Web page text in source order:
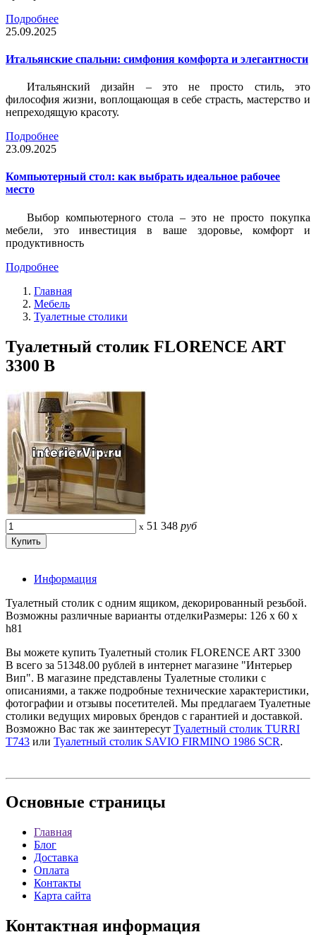
Подробнее
25.09.2025
Итальянские спальни: симфония комфорта и элегантности
Итальянский дизайн – это не просто стиль, это
философия жизни, воплощающая в себе страсть, мастерство и
непреходящую красоту.
Подробнее
23.09.2025
Компьютерный стол: как выбрать идеальное рабочее
место
Выбор компьютерного стола – это не просто покупка
мебели, это инвестиция в ваше здоровье, комфорт и
продуктивность
Подробнее
Главная
Мебель
Туалетные столики
Туалетный столик FLORENCE ART
3300 B
x 51 348 руб
Информация
Туалетный столик с одним ящиком, декорированный резьбой.
Возможны различные варианты отделкиРазмеры: 126 x 60 x
h81
Вы можете купить Туалетный столик FLORENCE ART 3300
B всего за 51348.00 рублей в интернет магазине "Интерьер
Вип". В магазине представлены Туалетные столики с
описаниями, а также подробные технические характеристики,
фотографии и отзывы посетителей. Мы предлагаем Туалетные
столики ведущих мировых брендов с гарантией и доставкой.
Возможно Вас так же заинтересут Туалетный столик TURRI
T743 или Туалетный столик SAVIO FIRMINO 1986 SCR.
Основные страницы
Главная
Блог
Доставка
Оплата
Контакты
Карта сайта
Контактная информация